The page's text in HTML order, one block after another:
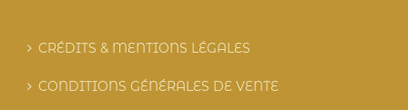
CRÉDITS & MENTIONS LÉGALES
CONDITIONS GÉNÉRALES DE VENTE